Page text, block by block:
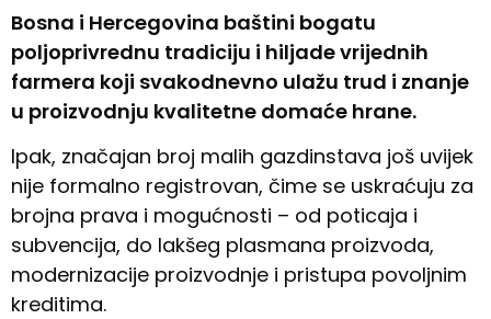
Bosna i Hercegovina baštini bogatu
poljoprivrednu tradiciju i hiljade vrijednih
farmera koji svakodnevno ulažu trud i znanje
u proizvodnju kvalitetne domaće hrane.
Ipak, značajan broj malih gazdinstava još uvijek
nije formalno registrovan, čime se uskraćuju za
brojna prava i mogućnosti – od poticaja i
subvencija, do lakšeg plasmana proizvoda,
modernizacije proizvodnje i pristupa povoljnim
kreditima.